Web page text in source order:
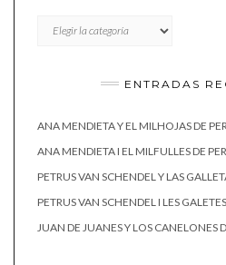
ENTRADAS
ANA MENDIETA Y EL MILHOJAS DE
ANA MENDIETA I EL MILFULLES DE
PETRUS VAN SCHENDEL Y LAS
PETRUS VAN SCHENDEL I LES
JUAN DE JUANES Y LOS CANELONES